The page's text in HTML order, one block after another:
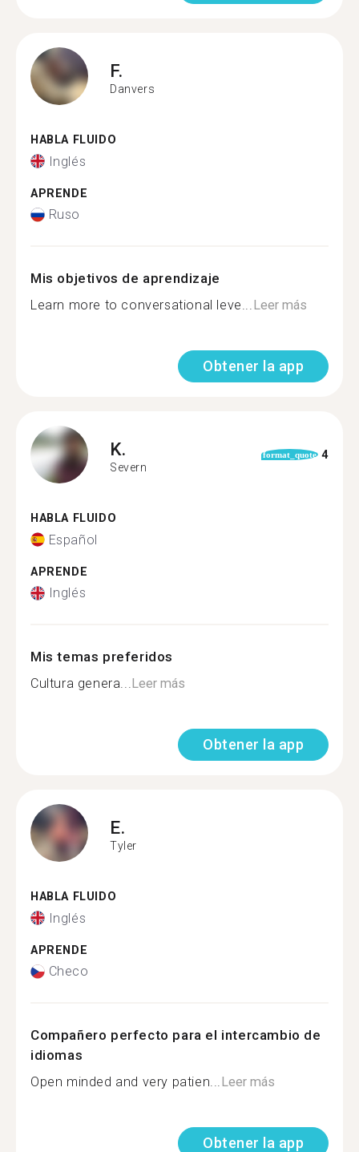
F.
Danvers
HABLA FLUIDO
Inglés
APRENDE
Ruso
Mis objetivos de aprendizaje
Learn more to conversational leve...Leer más
Obtener la app
K.
Severn
format_quote 4
HABLA FLUIDO
Español
APRENDE
Inglés
Mis temas preferidos
Cultura genera...Leer más
Obtener la app
E.
Tyler
HABLA FLUIDO
Inglés
APRENDE
Checo
Compañero perfecto para el intercambio de
idiomas
Open minded and very patien...Leer más
Obtener la app